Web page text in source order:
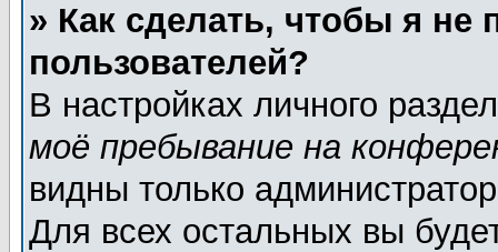
» Как сделать, чтобы я не
пользователей?
В настройках личного
моё пребывание на
видны только
Для всех остальных вы